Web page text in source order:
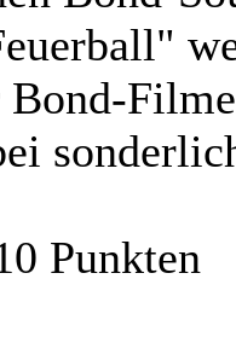
Bond-
Punkten